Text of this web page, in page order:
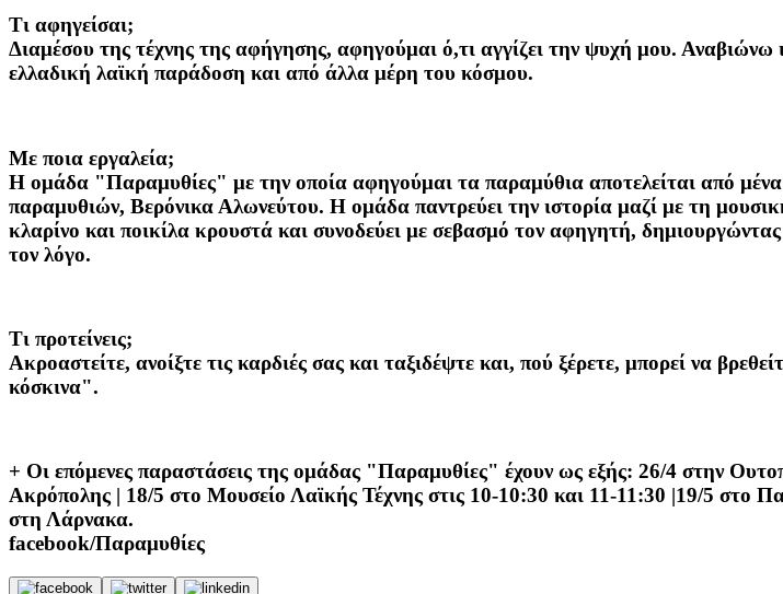
Τι αφηγείσαι;
Διαμέσου της τέχνης της αφήγησης, αφηγούμαι ό,τι αγγίζει την ψυχή μου.
ελλαδική λαϊκή παράδοση και από άλλα μέρη του κόσμου.
Με ποια εργαλεία;
Η ομάδα "Παραμυθίες" με την οποία αφηγούμαι τα παραμύθια αποτελείται από
παραμυθιών, Βερόνικα Αλωνεύτου. Η ομάδα παντρεύει την ιστορία μαζί με τη
κλαρίνο και ποικίλα κρουστά και συνοδεύει με σεβασμό τον αφηγητή,
τον λόγο.
Τι προτείνεις;
Ακροαστείτε, ανοίξτε τις καρδιές σας και ταξιδέψτε και, πού ξέρετε, μπορεί να
κόσκινα".
+ Οι επόμενες παραστάσεις της ομάδας "Παραμυθίες" έχουν ως εξής: 26/4 στην
Ακρόπολης | 18/5 στο Μουσείο Λαϊκής Τέχνης στις 10-10:30 και 11-11:30 |19/5 στο
στη Λάρνακα.
facebook/Παραμυθίες